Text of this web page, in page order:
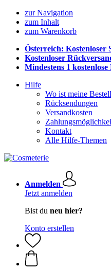
zur Navigation
zum Inhalt
zum Warenkorb
Österreich: Kostenloser
Kostenloser
Mindestens 1 kostenlose
Hilfe
Wo ist meine
Rücksendungen
Versandkosten
Kontakt
Alle Hilfe-Themen
Anmelden
Jetzt anmelden
Bist du neu hier?
Konto erstellen